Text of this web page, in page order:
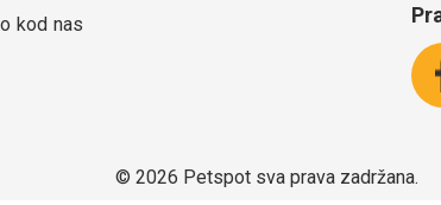
kod nas
© 2026 Petspot sva prava zadržana.